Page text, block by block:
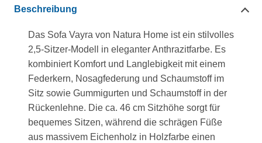
Beschreibung
Das Sofa Vayra von Natura Home ist ein stilvolles
2,5-Sitzer-Modell in eleganter Anthrazitfarbe. Es
kombiniert Komfort und Langlebigkeit mit einem
Federkern, Nosagfederung und Schaumstoff im
Sitz sowie Gummigurten und Schaumstoff in der
Rückenlehne. Die ca. 46 cm Sitzhöhe sorgt für
bequemes Sitzen, während die schrägen Füße
aus massivem Eichenholz in Holzfarbe einen